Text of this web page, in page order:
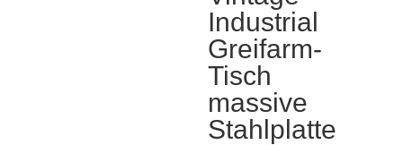
Industrial
Greifarm-
Tisch
massive
Stahlplatte